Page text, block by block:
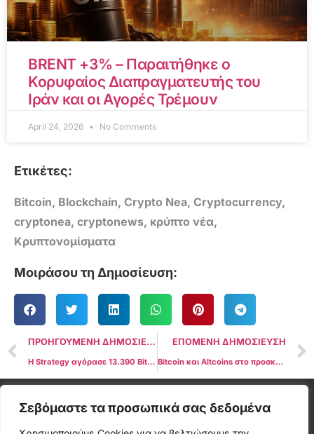
Σεβόμαστε τα προσωπικά σας δεδομένα
BRENT +3% – Παραιτήθηκε ο
Κορυφαίος Διαπραγματευτής του
Ιράν και οι Αγορές Τρέμουν
April 24, 2026 No Comments
Ετικέτες:
Bitcoin, Blockchain, Crypto Nea, Cryptocurrency,
cryptonea, cryptonews, κρύπτο νέα,
Κρυπτονομίσματα
Μοιράσου τη Δημοσίευση:
ΠΡΟΗΓΟΥΜΕΝΗ ΔΗΜΟΣΙΕΥΣΗ
Η Strategy αγόρασε 13.390 Bitcoin αξίας $1,34 δισ. καθώς το BTC ξεπέρασε τις $100.000
ΕΠΟΜΕΝΗ ΔΗΜΟΣΙΕΥΣΗ
Bitcoin και Altcoins στο προσκήνιο μετά τη συμφωνία δασμών ΗΠΑ-Κίνας